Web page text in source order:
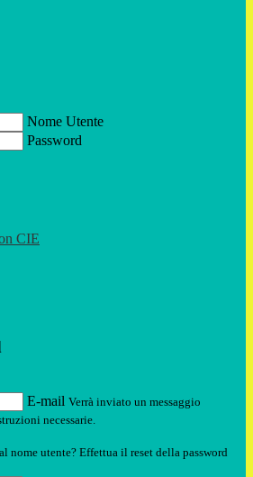
Nome Utente
Password
CIE
E-mail Verrà inviato un messaggio
necessarie.
nome utente? Effettua il reset della password